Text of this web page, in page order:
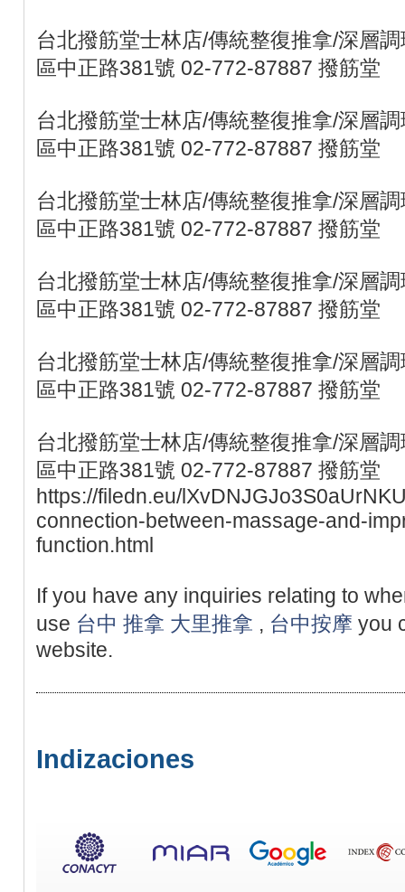
台北撥筋堂士林店/傳統整復推拿/深層
區中正路381號 02-772-87887 撥筋堂
台北撥筋堂士林店/傳統整復推拿/深層
區中正路381號 02-772-87887 撥筋堂
台北撥筋堂士林店/傳統整復推拿/深層
區中正路381號 02-772-87887 撥筋堂
台北撥筋堂士林店/傳統整復推拿/深層
區中正路381號 02-772-87887 撥筋堂
台北撥筋堂士林店/傳統整復推拿/深層
區中正路381號 02-772-87887 撥筋堂
台北撥筋堂士林店/傳統整復推拿/深層
區中正路381號 02-772-87887 撥筋堂
https://filedn.eu/
connection-between-massage-and-
function.html
If you have any inquiries relating to
use 台中 推拿 大里推拿 , 台中按摩 you
website.
Indizaciones